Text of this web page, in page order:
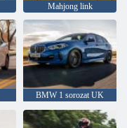
Mahjong link
BMW 1 sorozat UK